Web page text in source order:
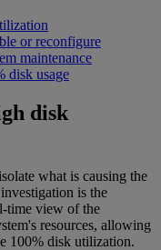
or reconfigure
maintenance
disk usage
disk
what is causing the
is the
time view of the
resources, allowing
100% disk utilization.